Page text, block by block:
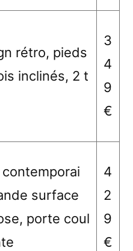
rétro, pieds
inclinés, 2 t
3
4
9
€
contemporai
surface
porte coul
4
2
9
€